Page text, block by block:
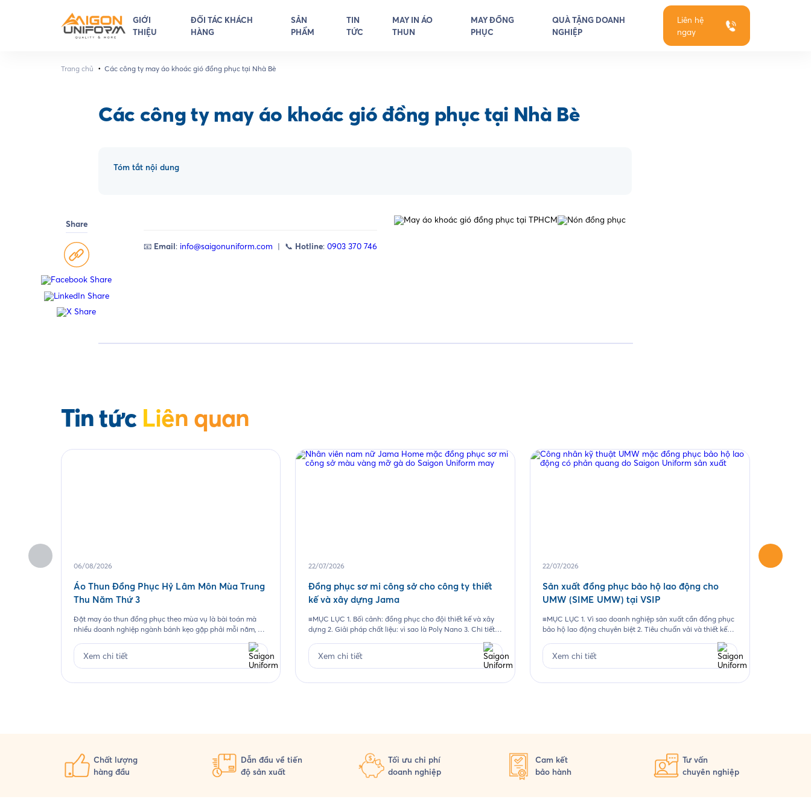
GIỚI
THIỆU
ĐỐI TÁC KHÁCH
HÀNG
SẢN
PHẨM
TIN
TỨC
MAY IN ÁO
THUN
MAY ĐỒNG
PHỤC
QUÀ TẶNG DOANH
NGHIỆP
Liên hệ
ngay
Trang chủ • Các công ty may áo khoác gió đồng phục tại Nhà Bè
Các công ty may áo khoác gió đồng phục tại Nhà Bè
Tóm tắt nội dung
Share
📧 Email: info@saigonuniform.com | 📞 Hotline: 0903 370 746
Tin tức Liên quan
06/08/2026
Áo Thun Đồng Phục Hỷ Lâm Môn Mùa Trung
Thu Năm Thứ 3
Đặt may áo thun đồng phục theo mùa vụ là bài toán mà
nhiều doanh nghiệp ngành bánh kẹo gặp phải mỗi năm, và
bánh Trung Thu về, Hỷ Lâm Môn lại cùng Saigon Uniform
chuẩn bị một bộ đồng phục […]
Xem chi tiết
22/07/2026
Đồng phục sơ mi công sở cho công ty thiết
kế và xây dựng Jama
≡MỤC LỤC 1. Bối cảnh: đồng phục cho đội thiết kế và xây
dựng 2. Giải pháp chất liệu: vì sao là Poly Nano 3. Chi tiết
trình Saigon Uniform đã thực hiện cho Jama 6. Câu hỏi
thường gặp 6.1. Vải […]
Xem chi tiết
22/07/2026
Sản xuất đồng phục bảo hộ lao động cho
UMW (SIME UMW) tại VSIP
≡MỤC LỤC 1. Vì sao doanh nghiệp sản xuất cần đồng phục
bảo hộ lao động chuyên biệt 2. Tiêu chuẩn vải và thiết kế
phục cho Công ty UMW tại VSIP 4. Quy trình đặt đồng
phục bảo hộ lao động […]
Xem chi tiết
04/06/
Chất lượng
hàng đầu
Dẫn đầu về tiến
độ sản xuất
Tối ưu chi phí
doanh nghiệp
Cam kết
bảo hành
Tư vấn
chuyên nghiệp